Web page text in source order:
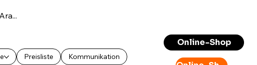
Preisliste Kommunikation
Online-Shop